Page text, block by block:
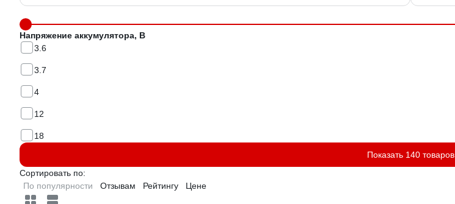
Напряжение аккумулятора, В
3.6
3.7
4
12
18
Показать 140 товаров
Сортировать по:
По популярности
Отзывам Рейтингу Цене